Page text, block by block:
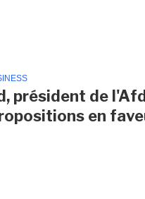
président de
en